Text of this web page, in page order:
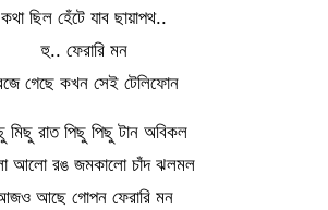
কথা ছিল হেঁটে যাব ছায়াপথ..
হু.. ফেরারি মন
গেছে কখন সেই টেলিফোন
মিছু রাত পিছু পিছু টান অবিকল
আলো রঙ জমকালো চাঁদ ঝলমল
আছে গোপন ফেরারি মন